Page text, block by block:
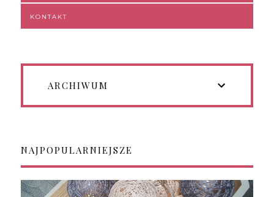
KONTAKT
ARCHIWUM
NAJPOPULARNIEJSZE